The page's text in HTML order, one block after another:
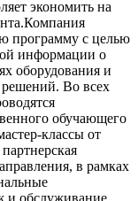
экономить на
программу с целью
информации о
оборудования и
Во всех
обучающего
классы от
в рамках
и обслуживание